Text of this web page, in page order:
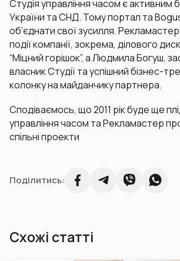
Студія управління часом є активним
України та СНД. Тому портал та
об’єднати свої зусилля. Рекламастер
події компанії, зокрема, ділового
“Міцний горішок”, а Людмила Богуш,
власник Студії та успішний бізнес-
колонку на майданчику партнера.
Сподіваємось, що 2011 рік буде ще
управління часом та Рекламастер
спільні проекти
Поділитись:
Схожі статті